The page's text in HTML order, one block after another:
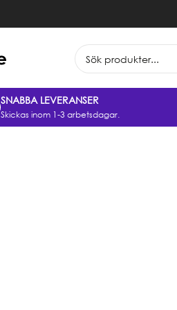
SNABBA LEVERANSER
Skickas inom 1-3 arbetsdagar.